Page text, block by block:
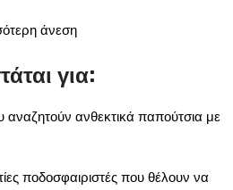
άνεση
για:
αναζητούν ανθεκτικά παπούτσια με
ποδοσφαιριστές που θέλουν να